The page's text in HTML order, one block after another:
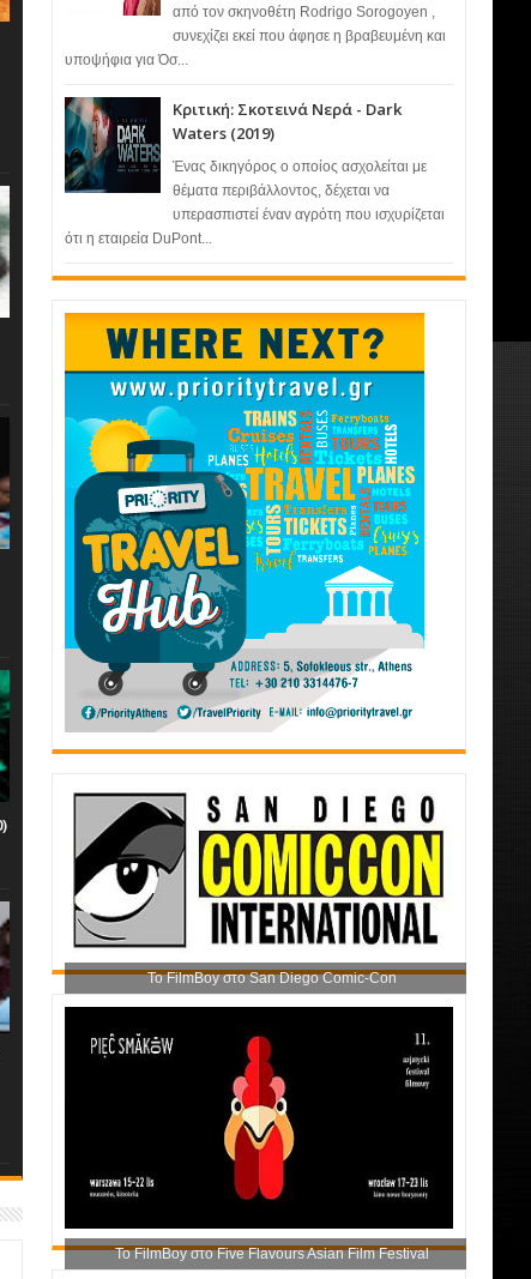
από τον σκηνοθέτη Rodrigo Sorogoyen ,
συνεχίζει εκεί που άφησε η βραβευμένη και
υποψήφια για Όσ...
Κριτική: Σκοτεινά Νερά - Dark
Waters (2019)
Ένας δικηγόρος ο οποίος ασχολείται με
θέματα περιβάλλοντος, δέχεται να
υπερασπιστεί έναν αγρότη που ισχυρίζεται
ότι η εταιρεία DuPont...
Το FilmBoy στο San Diego Comic-Con
Το FilmBoy στο Five Flavours Asian Film Festival